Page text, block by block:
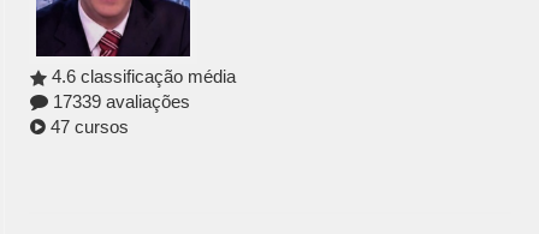
4.6 classificação média
17339 avaliações
47 cursos